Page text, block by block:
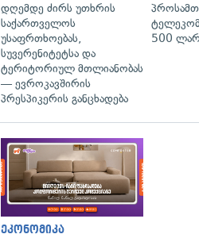
დღემდე ძირს უთხრის
საქართველოს
უსაფრთხოებას,
სუვერენიტეტსა და
ტერიტორიულ მთლიანობას
— ევროკავშირის
პრესპიკერის განცხადება
500
ეკონომიკა